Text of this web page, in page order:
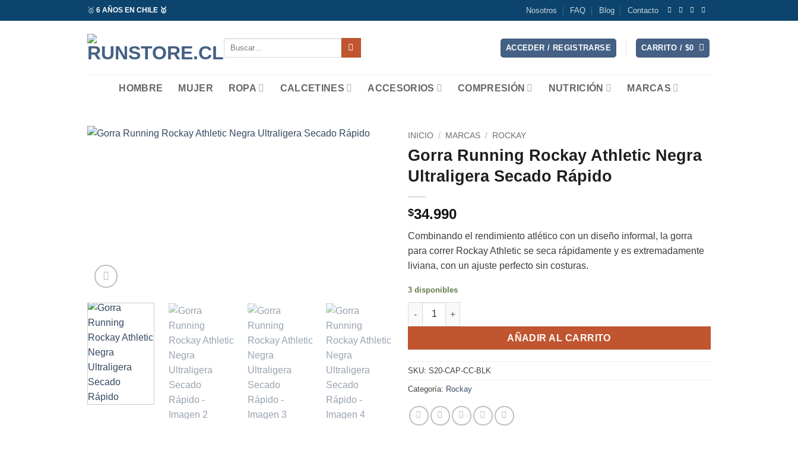
al
🥇 6 AÑOS EN CHILE 🥇 Nosotros FAQ Blog Contacto
Buscar
ACCEDER / REGISTRARSE CARRITO / $0
HOMBRE MUJER ROPA CALCETINES ACCESORIOS COMPRESIÓN NUTRICIÓN MARCAS
INICIO / MARCAS / ROCKAY
Gorra Running Rockay Athletic Negra
Ultraligera Secado Rápido
$34.990
Combinando el rendimiento atlético con un diseño informal, la gorra
para correr Rockay Athletic se seca rápidamente y es extremadamente
liviana, con un ajuste perfecto sin costuras.
3 disponibles
Gorra Running Rockay Athletic Negra Ultraligera Secado Rápido cantidad
AÑADIR AL CARRITO
SKU: S20-CAP-CC-BLK
Categoría: Rockay